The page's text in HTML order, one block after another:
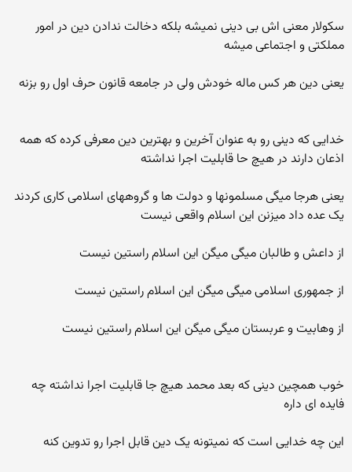
سکولار معنی اش بی دینی نمیشه بلکه دخالت ندادن دین در امور
مملکتی و اجتماعی میشه
یعنی دین هر کس ماله خودش ولی در جامعه قانون حرف اول رو بزنه
خدایی که دینی رو به عنوان آخرین و بهترین دین معرفی کرده که همه
اذعان دارند در هیچ حا قابلیت اجرا نداشته
یعنی هرجا میگی مسلمونها و دولت ها و گروههای اسلامی کاری کردند
یک عده داد میزنن این اسلام واقعی نیست
از داعش و طالبان میگی میگن این اسلام راستین نیست
از جمهوری اسلامی میگی میگن این اسلام راستین نیست
از وهابیت و عربستان میگی میگن این اسلام راستین نیست
خوب همچین دینی که بعد محمد هیچ جا قابلیت اجرا نداشته چه
فایده ای داره
این چه خدایی است که نمیتونه یک دین قابل اجرا رو تدوین کنه